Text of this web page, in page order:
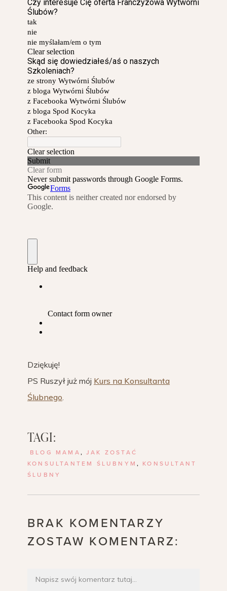
Dziękuję!
PS Ruszył już mój Kurs na Konsultanta
Ślubnego.
TAGI:
BLOG MAMA , JAK ZOSTAĆ
KONSULTANTEM ŚLUBNYM ,
KONSULTANT
ŚLUBNY
BRAK KOMENTARZY
ZOSTAW KOMENTARZ: